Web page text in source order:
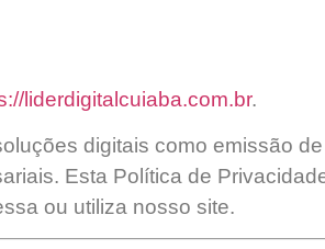
liderdigitalcuiaba.com.br.
digitais como emissão
Esta Política de
ou utiliza nosso site.